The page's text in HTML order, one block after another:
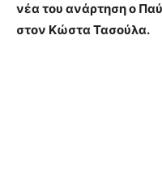
νέα του ανάρτηση ο
στον Κώστα Τασούλα.